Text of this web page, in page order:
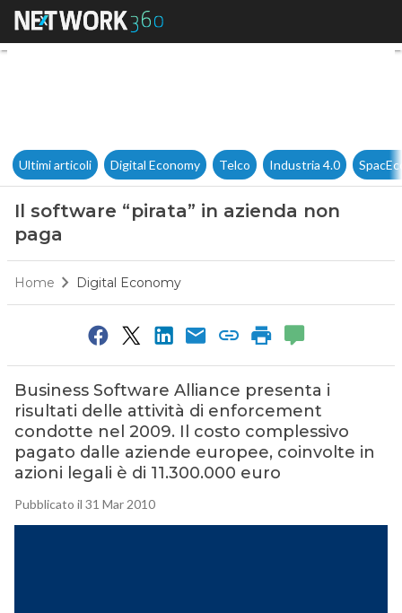
Il software “pirata” in
Ultimi articoli Digital Economy Telco Industria 4.0
Il software “pirata” in azienda non
paga
Home Digital Economy
Business Software Alliance presenta i
risultati delle attività di enforcement
condotte nel 2009. Il costo complessivo
pagato dalle aziende europee, coinvolte in
azioni legali è di 11.300.000 euro
Pubblicato il 31 Mar 2010